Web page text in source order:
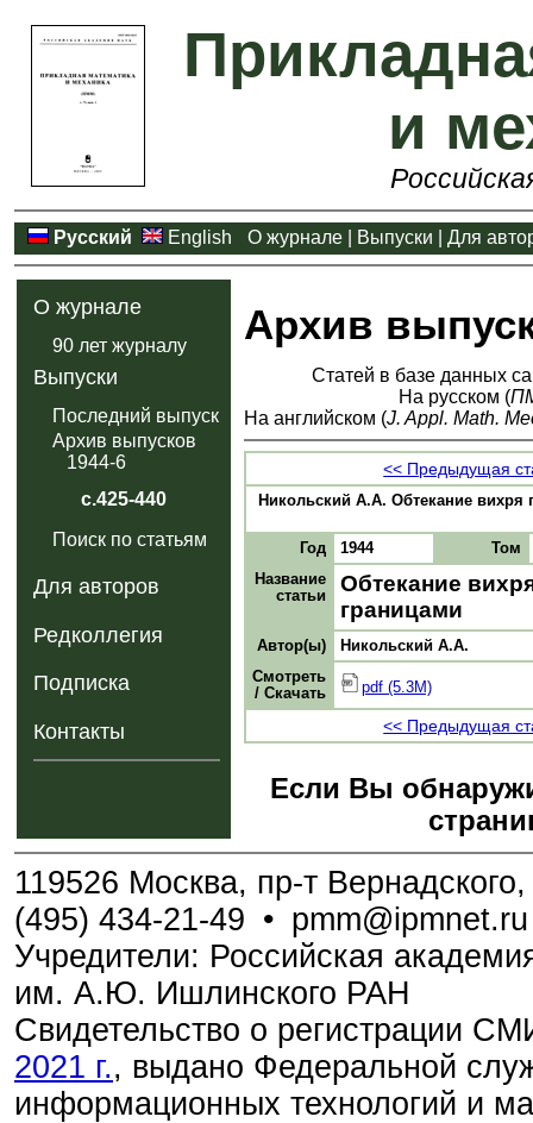
и
Русский English О журнале Выпуски Для
О журнале
90 лет журналу
Выпуски
Последний выпуск
Архив выпусков
1944-6
с.425-440
Поиск по статьям
Для авторов
Редколлегия
Подписка
Контакты
Архив
Статей в базе данных
На русском (
На английском (J. Appl. Math.
<< Предыдущая
Никольский А.А. Обтекание
Год 1944
Том
Название
статьи
Обтекание
границами
Автор(ы)
Никольский А.А.
Смотреть
/ Скачать
pdf (5.3M)
<< Предыдущая
Если Вы
119526 Москва, пр-т
(495) 434-21-49 • pmm@ipmnet.ru
Учредители: Российская
им. А.Ю. Ишлинского РАН
Свидетельство о регистрации
2021 г., выдано Федеральной
информационных технологий и